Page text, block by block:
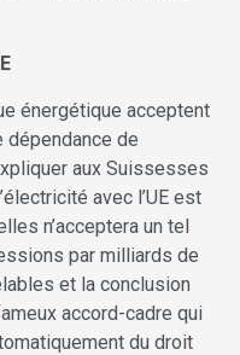
énergétique acceptent
de
aux Suissesses
avec l’UE est
n’acceptera un tel
par milliards de
et la conclusion
accord-cadre qui
du droit